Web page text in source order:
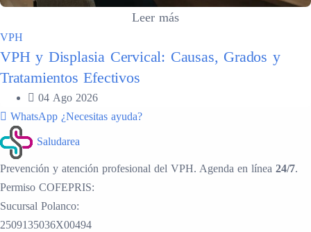
Leer más
VPH
VPH y Displasia Cervical: Causas, Grados y
Tratamientos Efectivos
04 Ago 2026
WhatsApp ¿Necesitas ayuda?
Saludarea
Prevención y atención profesional del VPH. Agenda en línea 24/7.
Permiso COFEPRIS:
Sucursal Polanco:
2509135036X00494